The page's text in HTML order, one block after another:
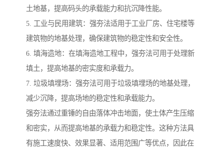
土地基，提高码头的承载能力和抗沉降性能。
5. 工业与民用建筑：强夯法适用于工业厂房、住宅楼等
建筑物的地基处理，确保建筑物的稳定性和安全性。
6. 填海造地：在填海造地工程中，强夯法可用于处理新
填土，提高地基的密实度和承载力。
7. 垃圾填埋场：强夯法可用于垃圾填埋场的地基处理，
减少沉降，提高场地的稳定性和承载能力。
强夯法通过重锤的自由落体冲击地面，使土体产生压缩
和密实，从而提高地基的承载力和稳定性。这种方法具
有施工速度快、效果显著、适用范围广等优点，因此在